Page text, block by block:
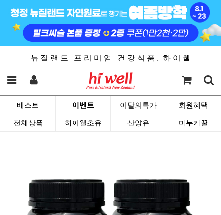
뉴 질 랜 드 프 리 미 엄 건 강 식 품 , 하 이 웰
베스트 이벤트 이달의특가 회원혜택
전체상품 하이웰초유 산양유 마누카꿀